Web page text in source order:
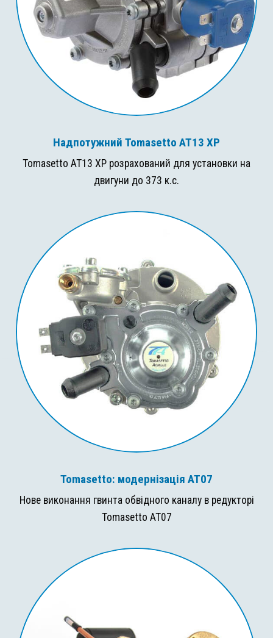
Надпотужний Tomasetto AT13 XP
Tomasetto AT13 XP розрахований для установки на
двигуни до 373 к.с.
Tomasetto: модернізація AT07
Нове виконання гвинта обвідного каналу в редукторі
Tomasetto AT07